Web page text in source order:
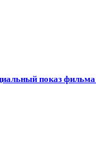
показ